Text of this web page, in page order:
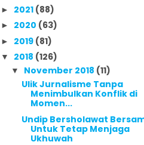
► 2021 (88)
► 2020 (63)
► 2019 (81)
▼ 2018 (126)
▼ November 2018 (11)
Ulik Jurnalisme Tanpa
Menimbulkan Konflik di
Momen...
Undip Bersholawat
Untuk Tetap Menjaga
Ukhuwah